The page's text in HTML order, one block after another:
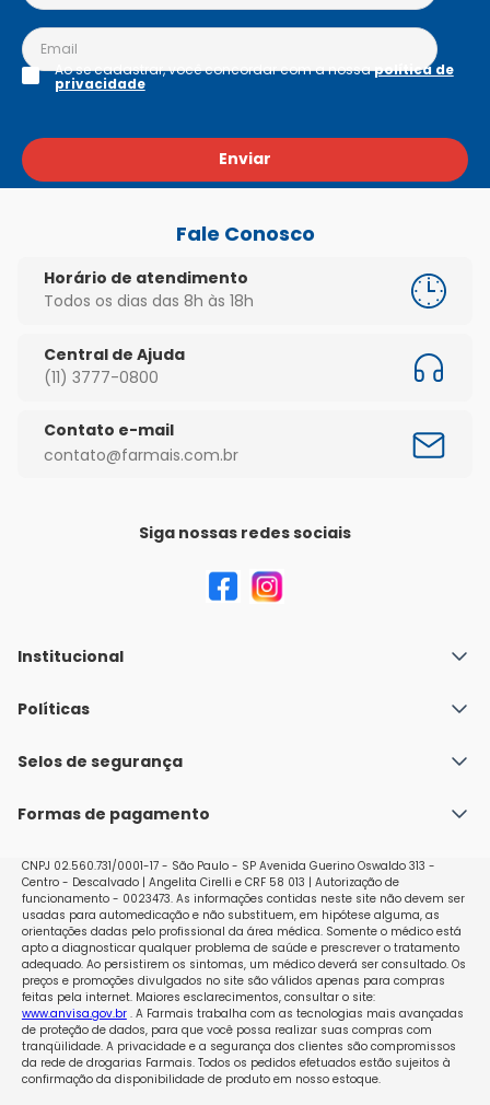
Enviar
Ao se cadastrar, você concordar com a nossapolítica de
privacidade
Fale Conosco
Horário de atendimento
Todos os dias das 8h às 18h
Central de Ajuda
(11) 3777-0800
Contato e-mail
contato@farmais.com.br
Siga nossas redes sociais
Institucional
Quem Somos
Nossas lojas
Políticas
Política de Envio
Políticas de Trocas e Devoluções
Selos de segurança
Formas de pagamento
CNPJ 02.560.731/0001-17 - São Paulo - SP Avenida Guerino Oswaldo 313 -
Centro - Descalvado | Angelita Cirelli e CRF 58 013 | Autorização de
funcionamento - 0023473. As informações contidas neste site não devem ser
usadas para automedicação e não substituem, em hipótese alguma, as
orientações dadas pelo profissional da área médica. Somente o médico está
apto a diagnosticar qualquer problema de saúde e prescrever o tratamento
adequado. Ao persistirem os sintomas, um médico deverá ser consultado. Os
preços e promoções divulgados no site são válidos apenas para compras
feitas pela internet. Maiores esclarecimentos, consultar o site:
www.anvisa.gov.br. A Farmais trabalha com as tecnologias mais avançadas
de proteção de dados, para que você possa realizar suas compras com
tranqüilidade. A privacidade e a segurança dos clientes são compromissos
da rede de drogarias Farmais. Todos os pedidos efetuados estão sujeitos à
confirmação da disponibilidade de produto em nosso estoque.